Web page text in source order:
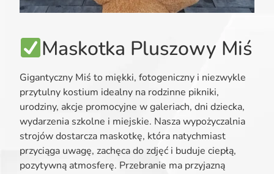
Maskotka Pluszowy Miś
Gigantyczny Miś to miękki, fotogeniczny i niezwykle
przytulny kostium idealny na rodzinne pikniki,
urodziny, akcje promocyjne w galeriach, dni dziecka,
wydarzenia szkolne i miejskie. Nasza wypożyczalnia
strojów dostarcza maskotkę, która natychmiast
przyciąga uwagę, zachęca do zdjęć i buduje ciepłą,
pozytywną atmosferę. Przebranie ma przyjazną